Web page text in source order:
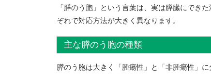
「膵のう胞」という言葉は、実は膵臓にでき
ぞれで対応方法が大きく異なります。
主な膵のう胞の種類
膵のう胞は大きく「腫瘍性」と「非腫瘍性」